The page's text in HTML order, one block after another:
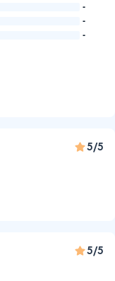
-
-
-
5/5
5/5